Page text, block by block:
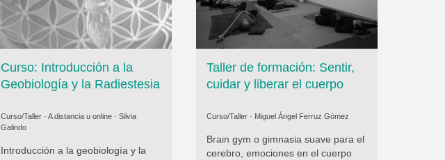
Curso: Introducción a la
Geobiología y la Radiestesia
Curso/Taller · A distancia u online · Silvia
Galindo
Introducción a la geobiología y la
Taller de formación: Sentir,
cuidar y liberar el cuerpo
Curso/Taller · Miguel Ángel Ferruz Gómez
Brain gym o gimnasia suave para el
cerebro, emociones en el cuerpo